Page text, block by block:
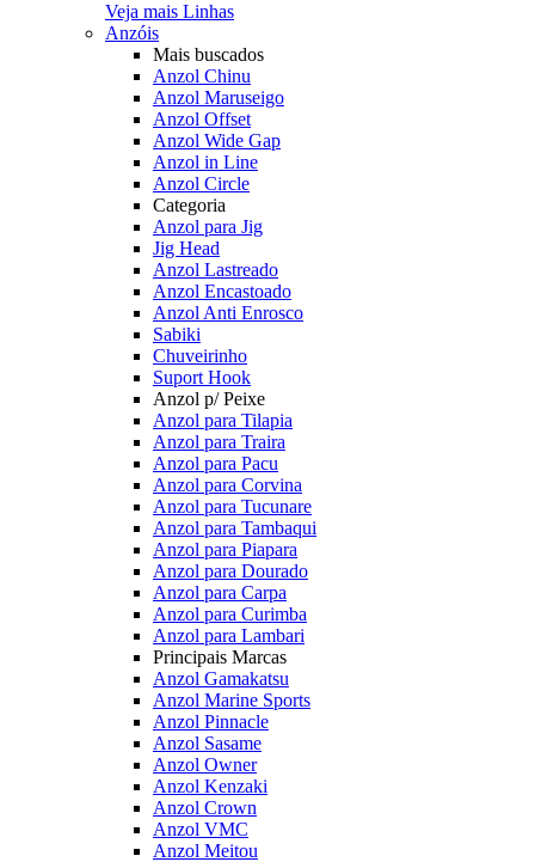
Veja mais Linhas
Anzóis
Mais buscados
Anzol Chinu
Anzol Maruseigo
Anzol Offset
Anzol Wide Gap
Anzol in Line
Anzol Circle
Categoria
Anzol para Jig
Jig Head
Anzol Lastreado
Anzol Encastoado
Anzol Anti Enrosco
Sabiki
Chuveirinho
Suport Hook
Anzol p/ Peixe
Anzol para Tilapia
Anzol para Traira
Anzol para Pacu
Anzol para Corvina
Anzol para Tucunare
Anzol para Tambaqui
Anzol para Piapara
Anzol para Dourado
Anzol para Carpa
Anzol para Curimba
Anzol para Lambari
Principais Marcas
Anzol Gamakatsu
Anzol Marine Sports
Anzol Pinnacle
Anzol Sasame
Anzol Owner
Anzol Kenzaki
Anzol Crown
Anzol VMC
Anzol Meitou